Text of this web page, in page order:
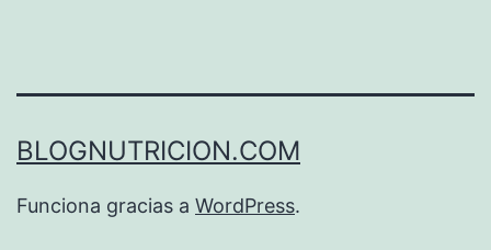
BLOGNUTRICION.COM
Funciona gracias a WordPress.